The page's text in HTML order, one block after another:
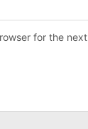
for the